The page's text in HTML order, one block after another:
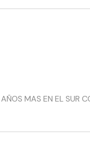
MAS EN EL SUR